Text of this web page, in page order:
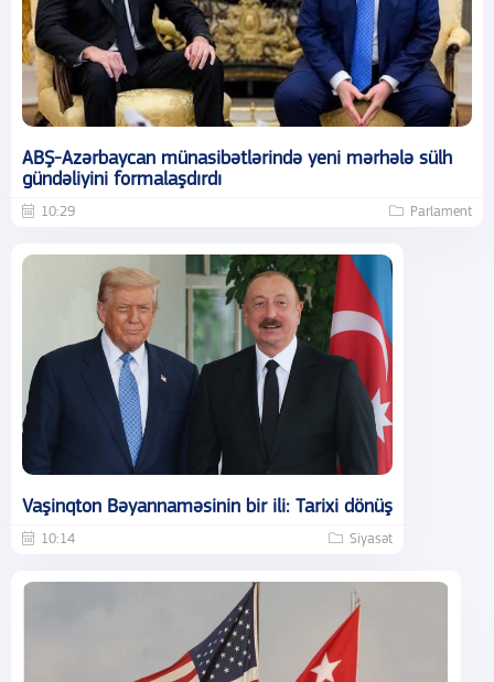
ABŞ-Azərbaycan münasibətlərində yeni mərhələ sülh
gündəliyini formalaşdırdı
10:29 Parlament
Vaşinqton Bəyannaməsinin bir ili: Tarixi dönüş
10:14 Siyasət